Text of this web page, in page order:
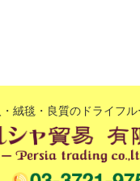
絨毯・良質のドライフ